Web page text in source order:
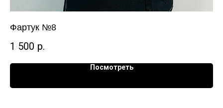
Фартук №8
1 500 р.
Посмотреть